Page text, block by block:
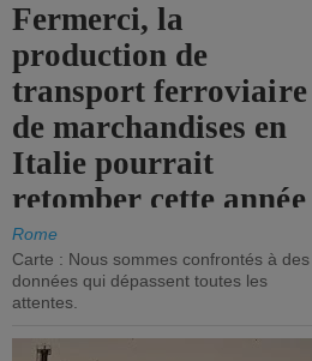
Fermerci, la
production de
transport ferroviaire
de marchandises en
Italie pourrait
retomber cette année
aux niveaux de 2015.
Rome
Carte : Nous sommes confrontés à des
données qui dépassent toutes les
attentes.